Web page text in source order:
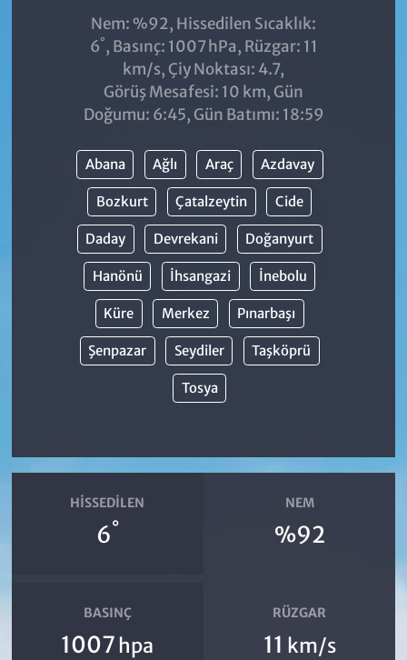
Nem: %92, Hissedilen Sıcaklık:
6°, Basınç: 1007 hPa, Rüzgar: 11
km/s, Çiy Noktası: 4.7,
Görüş Mesafesi: 10 km, Gün
Doğumu: 6:45, Gün Batımı: 18:59
Abana Ağlı Araç Azdavay
Bozkurt Çatalzeytin Cide
Daday Devrekani Doğanyurt
Hanönü İhsangazi İnebolu
Küre Merkez Pınarbaşı
Şenpazar Seydiler Taşköprü
Tosya
HISSEDILEN
6°
NEM
%92
BASINÇ
1007 hpa
RÜZGAR
11 km/s